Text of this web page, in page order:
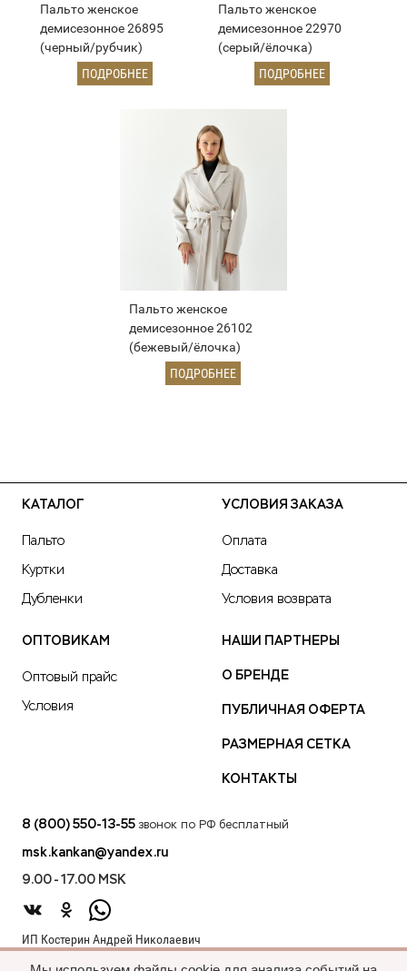
Пальто женское
демисезонное 26895
(черный/рубчик)
ПОДРОБНЕЕ
Пальто женское
демисезонное 22970
(серый/ёлочка)
ПОДРОБНЕЕ
Пальто женское
демисезонное 26102
(бежевый/ёлочка)
ПОДРОБНЕЕ
КАТАЛОГ
Пальто
Куртки
Дубленки
УСЛОВИЯ ЗАКАЗА
Оплата
Доставка
Условия возврата
ОПТОВИКАМ
Оптовый прайс
Условия
НАШИ ПАРТНЕРЫ
О БРЕНДЕ
ПУБЛИЧНАЯ ОФЕРТА
РАЗМЕРНАЯ СЕТКА
КОНТАКТЫ
8 (800) 550-13-55 звонок по РФ бесплатный
msk.kankan@yandex.ru
9.00 - 17.00 MSK
ИП Костерин Андрей Николаевич